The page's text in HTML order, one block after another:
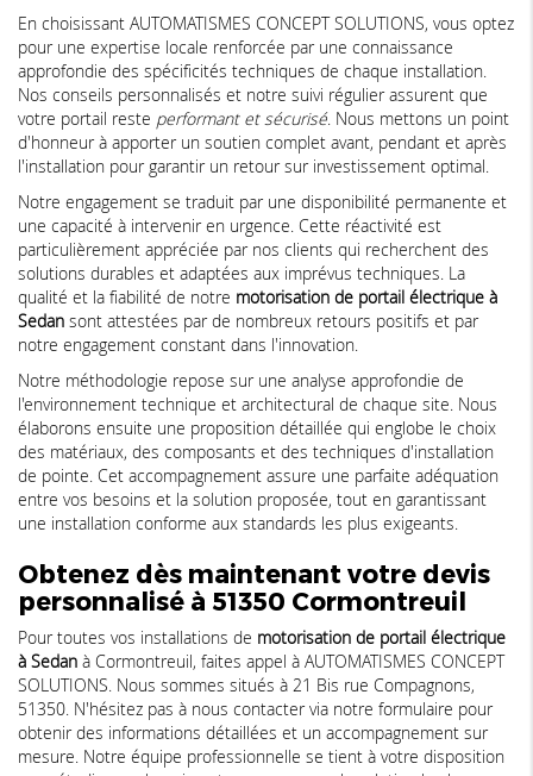
En choisissant AUTOMATISMES CONCEPT SOLUTIONS, vous optez
pour une expertise locale renforcée par une connaissance
approfondie des spécificités techniques de chaque installation.
Nos conseils personnalisés et notre suivi régulier assurent que
votre portail reste performant et sécurisé. Nous mettons un point
d'honneur à apporter un soutien complet avant, pendant et après
l'installation pour garantir un retour sur investissement optimal.
Notre engagement se traduit par une disponibilité permanente et
une capacité à intervenir en urgence. Cette réactivité est
particulièrement appréciée par nos clients qui recherchent des
solutions durables et adaptées aux imprévus techniques. La
qualité et la fiabilité de notre motorisation de portail électrique à
Sedan sont attestées par de nombreux retours positifs et par
notre engagement constant dans l'innovation.
Notre méthodologie repose sur une analyse approfondie de
l'environnement technique et architectural de chaque site. Nous
élaborons ensuite une proposition détaillée qui englobe le choix
des matériaux, des composants et des techniques d'installation
de pointe. Cet accompagnement assure une parfaite adéquation
entre vos besoins et la solution proposée, tout en garantissant
une installation conforme aux standards les plus exigeants.
Obtenez dès maintenant votre devis
personnalisé à 51350 Cormontreuil
Pour toutes vos installations de motorisation de portail électrique
à Sedan à Cormontreuil, faites appel à AUTOMATISMES CONCEPT
SOLUTIONS. Nous sommes situés à 21 Bis rue Compagnons,
51350. N'hésitez pas à nous contacter via notre formulaire pour
obtenir des informations détaillées et un accompagnement sur
mesure. Notre équipe professionnelle se tient à votre disposition